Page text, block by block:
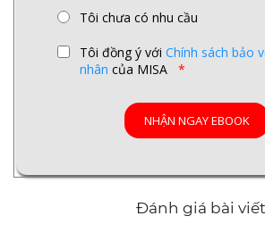
Tôi chưa có nhu cầu
Tôi đồng ý với Chính sách bảo
nhân của MISA *
Đánh giá bài viết